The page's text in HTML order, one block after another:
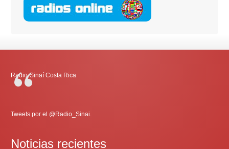
Radio-Sinaí Costa Rica
Tweets por el @Radio_Sinai.
Noticias recientes